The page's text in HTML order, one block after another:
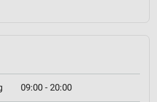
09:00 - 20:00